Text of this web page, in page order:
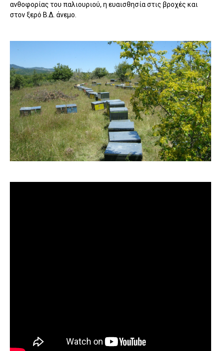
ανθοφορίας του παλιουριού, η ευαισθησία στις βροχές και
στον ξερό Β.Δ. άνεμο.